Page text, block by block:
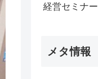
経営セミナー
メタ情報